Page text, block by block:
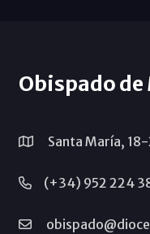
Obispado de
Santa María,
(+34) 952 224